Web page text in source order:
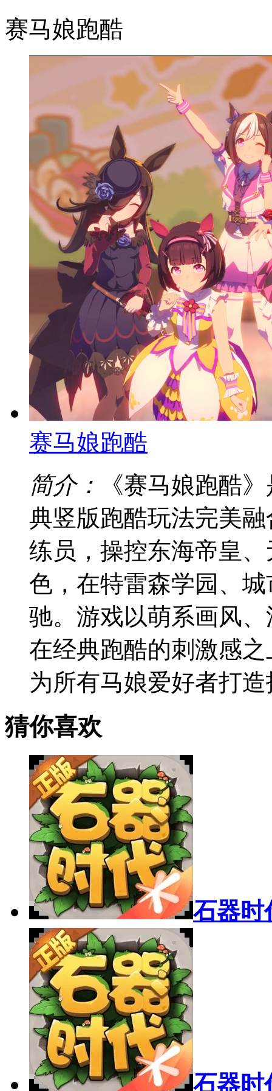
赛马娘跑酷
赛马娘跑酷
简介：
《赛马娘跑酷
典竖版跑酷玩法完美
练员，操控东海帝皇
色，在特雷森学园、
驰。游戏以萌系画风
在经典跑酷的刺激感
为所有马娘爱好者打
猜你喜欢
石器时
石器时